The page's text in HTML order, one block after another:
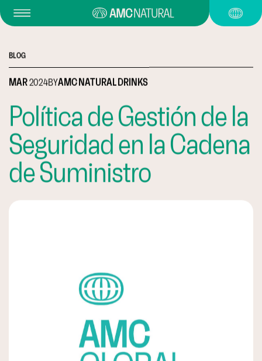
BLOG
MAR2024BYAMC NATURAL DRINKS
Política de Gestión de la
Seguridad en la Cadena
de Suministro